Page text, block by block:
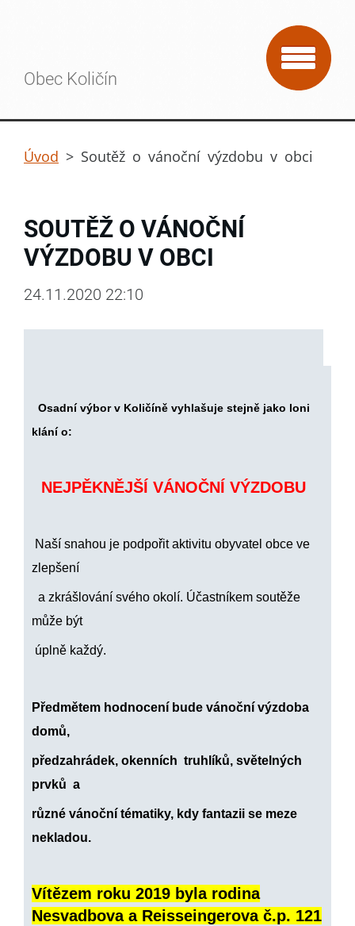
Obec Količín
Úvod > Soutěž o vánoční výzdobu v obci
SOUTĚŽ O VÁNOČNÍ
VÝZDOBU V OBCI
24.11.2020 22:10
Osadní výbor v Količíně vyhlašuje stejně jako loni
klání o:
NEJPĚKNĚJŠÍ VÁNOČNÍ VÝZDOBU
Naší snahou je podpořit aktivitu obyvatel obce ve
zlepšení
a zkrášlování svého okolí. Účastníkem soutěže
může být
úplně každý.
Předmětem hodnocení bude vánoční výzdoba
domů,
předzahrádek, okenních truhlíků, světelných
prvků a
různé vánoční tématiky, kdy fantazii se meze
nekladou.
Vítězem roku 2019 byla rodina
Nesvadbova a Reisseingerova č.p. 121